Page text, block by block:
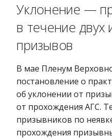
Уклонение —
в течение
призывов
В мае Пленум
постановление о
об уклонении от
от прохождения АГС.
призывников по
прохождения